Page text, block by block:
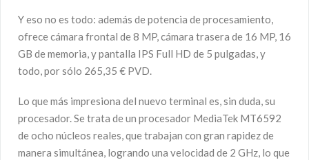
Y eso no es todo: además de potencia de procesamiento,
ofrece cámara frontal de 8 MP, cámara trasera de 16 MP, 16
GB de memoria, y pantalla IPS Full HD de 5 pulgadas, y
todo, por sólo 265,35 € PVD.
Lo que más impresiona del nuevo terminal es, sin duda, su
procesador. Se trata de un procesador MediaTek MT6592
de ocho núcleos reales, que trabajan con gran rapidez de
manera simultánea, logrando una velocidad de 2 GHz, lo que